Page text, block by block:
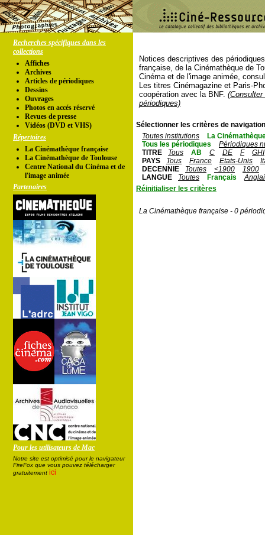
Recherches spécifiques dans les
collections
Affiches
Archives
Articles de périodiques
Dessins
Ouvrages
Photos en accés réservé
Revues de presse
Vidéos (DVD et VHS)
Répertoires
La Cinémathèque française
La Cinémathèque de Toulouse
Centre National du Cinéma et de
l'image animée
Partenaires
Pour les utilisateurs de Mac
Notre site est optimisé pour le navigateur
FireFox que vous pouvez télécharger
gratuitement ici
Notices descriptives des
française, de la Cinémathèque de
Cinéma et de l'image animée,
Les titres Cinémagazine et Paris-
coopération avec la BNF.
périodiques)
Sélectionner les critères de
Toutes institutions
La
Tous les périodiques
Périodiques
TITRE
Tous AB C DE F
GHI
PAYS
Tous France Etats-Unis
DECENNIE
Toutes <1900
1900
LANGUE
Toutes Français
Réinitialiser les critères
La Cinémathèque française - 0